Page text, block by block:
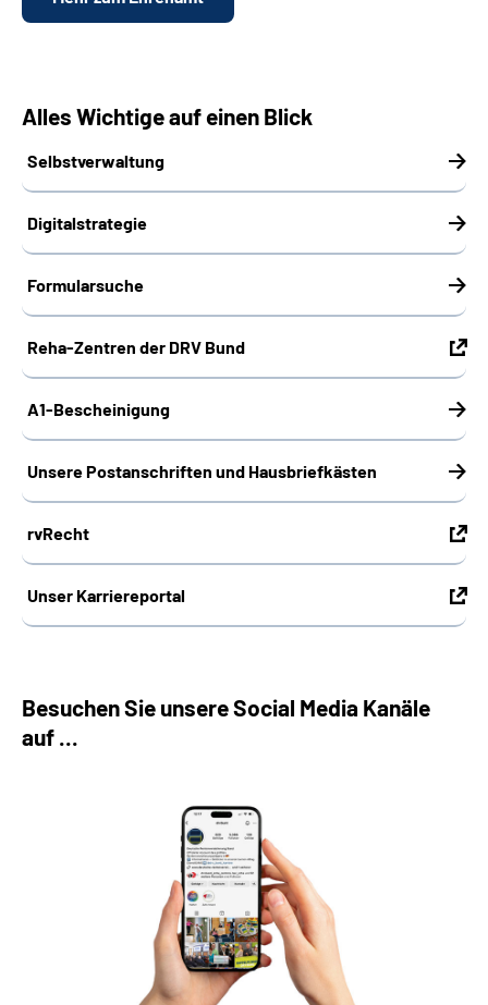
Alles Wichtige auf einen Blick
Selbstverwaltung
Digitalstrategie
Formularsuche
Reha-Zentren der DRV Bund
A1-Bescheinigung
Unsere Postanschriften und Hausbriefkästen
rvRecht
Unser Karriereportal
Besuchen Sie unsere Social Media Kanäle
auf ...